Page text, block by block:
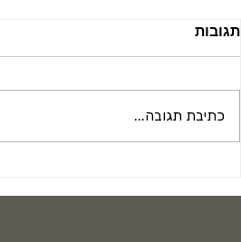
מפת הרגשות של הגוף
תגובות
כתיבת תגובה...